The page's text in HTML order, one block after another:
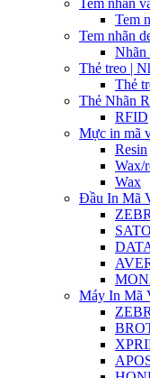
Tem
Tem nhãn
Nhãn
Thẻ treo |
Thẻ
Thẻ Nhãn
RFID
Mực in mã
Resin
Wax/
Wax
Đầu In Mã
SATO
Máy In Mã